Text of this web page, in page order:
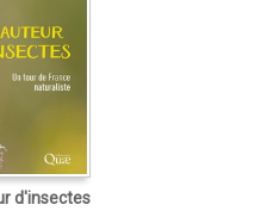
d'insectes